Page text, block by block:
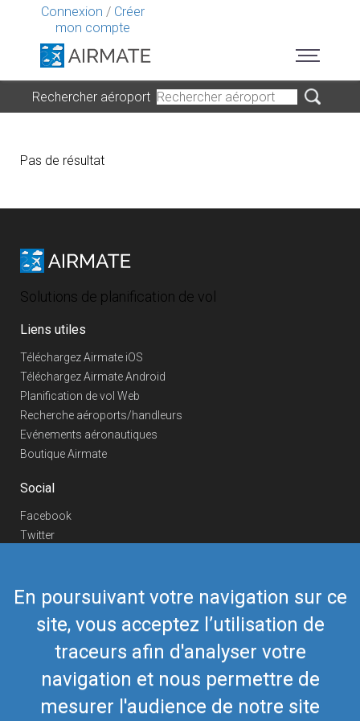
Connexion / Créer
mon compte
En poursuivant votre navigation sur ce
site, vous acceptez l’utilisation de
traceurs afin d'analyser votre
navigation et nous permettre de
mesurer l'audience de notre site
Rechercher aéroport
Pas de résultat
Solutions de planification de vol
Liens utiles
Téléchargez Airmate iOS
Téléchargez Airmate Android
Planification de vol Web
Recherche aéroports/handleurs
Evénements aéronautiques
Boutique Airmate
Social
Facebook
Twitter
Telegram
Nous contacter
Téléphone Europe +352 26441835
Téléphone US/Canada
418-592-8862
airmate@airmate.aero
(c) Myriel Aviation SA